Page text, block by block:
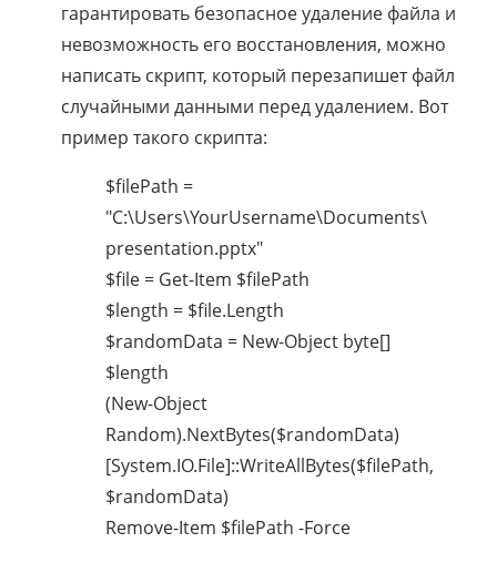
гарантировать безопасное удаление файла и
невозможность его восстановления, можно
написать скрипт, который перезапишет файл
случайными данными перед удалением. Вот
пример такого скрипта:
$filePath =
"C:\Users\YourUsername\Documents\
presentation.pptx"
$file = Get-Item $filePath
$length = $file.Length
$randomData = New-Object byte[]
$length
(New-Object
Random).NextBytes($randomData)
[System.IO.File]::WriteAllBytes($filePath,
$randomData)
Remove-Item $filePath -Force